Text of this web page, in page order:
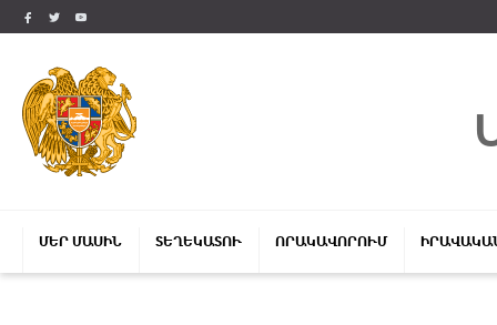
ՄԵՐ ՄԱՍԻՆ ՏԵՂԵԿԱՏՈՒ ՈՐԱԿԱՎՈՐՈՒՄ